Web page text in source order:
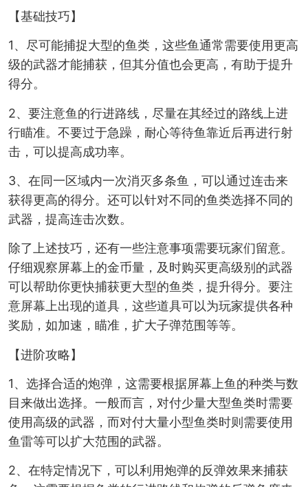
【基础技巧】
1、尽可能捕捉大型的鱼类，这些鱼通常需要使用更高
级的武器才能捕获，但其分值也会更高，有助于提升
得分。
2、要注意鱼的行进路线，尽量在其经过的路线上进
行瞄准。不要过于急躁，耐心等待鱼靠近后再进行射
击，可以提高成功率。
3、在同一区域内一次消灭多条鱼，可以通过连击来
获得更高的得分。还可以针对不同的鱼类选择不同的
武器，提高连击次数。
除了上述技巧，还有一些注意事项需要玩家们留意。
仔细观察屏幕上的金币量，及时购买更高级别的武器
可以帮助你更快捕获更大型的鱼类，提升得分。要注
意屏幕上出现的道具，这些道具可以为玩家提供各种
奖励，如加速，瞄准，扩大子弹范围等等。
【进阶攻略】
1、选择合适的炮弹，这需要根据屏幕上鱼的种类与数
目来做出选择。一般而言，对付少量大型鱼类时需要
使用高级的武器，而对付大量小型鱼类时则需要使用
鱼雷等可以扩大范围的武器。
2、在特定情况下，可以利用炮弹的反弹效果来捕获